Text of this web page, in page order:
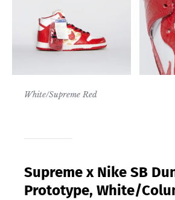
White/Supreme Red
Supreme x Nike SB
Prototype, White/